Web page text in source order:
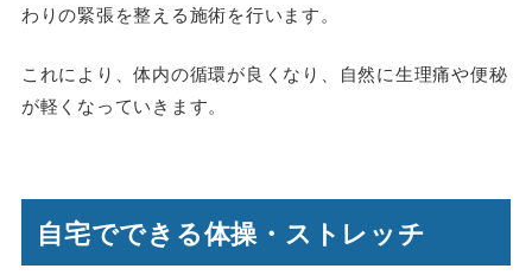
わりの緊張を整える施術を行います。
これにより、体内の循環が良くなり、自然に生理痛や便秘
が軽くなっていきます。
自宅でできる体操・ストレッチ